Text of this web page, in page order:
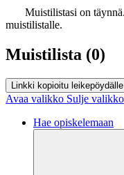
Muistilistasi on
muistilistalle.
Muistilista (0)
Linkki kopioitu leikepöydälle
Avaa valikko Sulje valikko
Hae opiskelemaan